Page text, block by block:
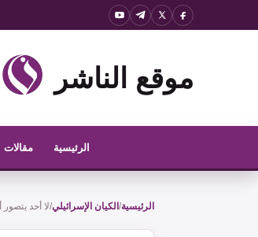
موقع الناشر
الرئيسية مقالات
الرئيسية/ الكيان الإسرائيلي/لا أحد